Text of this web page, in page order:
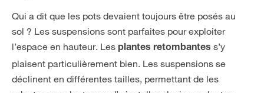
Qui a dit que les pots devaient toujours être posés au
sol ? Les suspensions sont parfaites pour exploiter
l’espace en hauteur. Les plantes retombantes s’y
plaisent particulièrement bien. Les suspensions se
déclinent en différentes tailles, permettant de les